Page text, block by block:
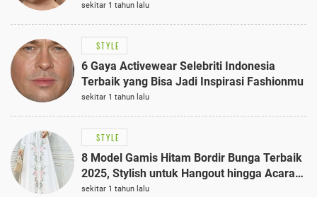
sekitar 1 tahun lalu
STYLE
6 Gaya Activewear Selebriti Indonesia
Terbaik yang Bisa Jadi Inspirasi Fashionmu
sekitar 1 tahun lalu
STYLE
8 Model Gamis Hitam Bordir Bunga Terbaik
2025, Stylish untuk Hangout hingga Acara
Semi-Formal
sekitar 1 tahun lalu